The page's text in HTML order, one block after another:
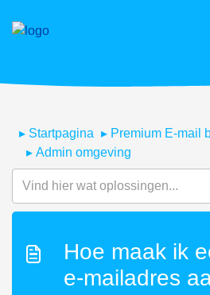
Startpagina
Premium E-mail
Admin omgeving
Hoe maak ik
e-mailadres